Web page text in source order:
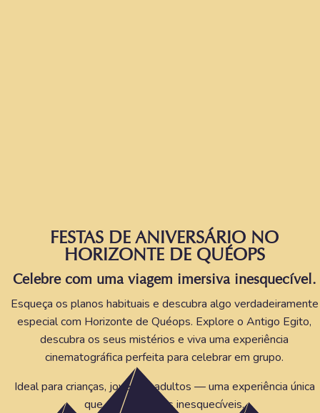
FESTAS DE ANIVERSÁRIO NO
HORIZONTE DE QUÉOPS
Celebre com uma viagem imersiva inesquecível.
Esqueça os planos habituais e descubra algo verdadeiramente
especial com Horizonte de Quéops. Explore o Antigo Egito,
descubra os seus mistérios e viva uma experiência
cinematográfica perfeita para celebrar em grupo.
Ideal para crianças, jovens e adultos — uma experiência única
que cria memórias inesquecíveis.